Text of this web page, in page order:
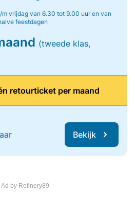
m vrijdag van 6.30 tot 9.00 uur en van
feestdagen
(tweede klas,
retourticket per maand
Bekijk
by Refinery89